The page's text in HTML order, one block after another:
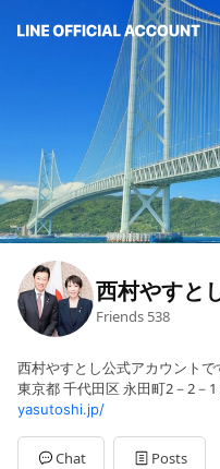
西村やすと
Friends 538
西村やすとし公式アカウントで
東京都 千代田区 永田町2－2－
yasutoshi.jp/
Chat Posts